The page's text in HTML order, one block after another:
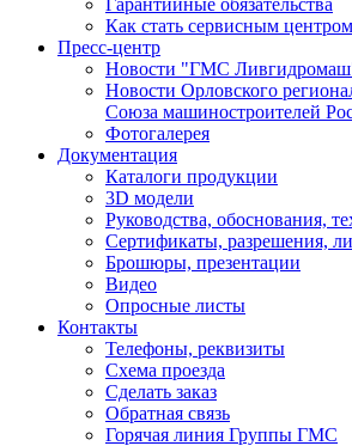
Гарантийные обязательства
Как стать сервисным
Пресс-центр
Новости "ГМС
Новости Орловского
Союза машиностроителей
Фотогалерея
Документация
Каталоги продукции
3D модели
Руководства, обоснования,
Сертификаты, разрешения,
Брошюры, презентации
Видео
Опросные листы
Контакты
Телефоны, реквизиты
Схема проезда
Сделать заказ
Обратная связь
Горячая линия Группы ГМС